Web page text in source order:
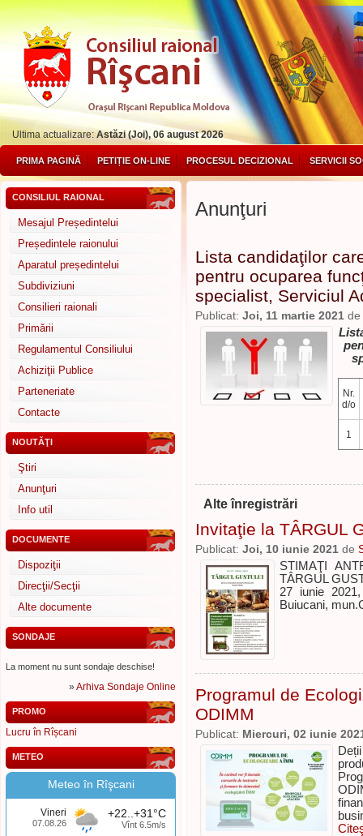
Ultima actualizare:Astăzi (Joi), 06 august 2026
PRIMA PAGINĂ PETIȚIE ON-LINE PROCESUL DECIZIONAL SERVICII
CONSILIUL RAIONAL
Mesajul Președintelui
Președintele raionului
Aparatul președintelui
Subdiviziuni
Consilieri raionali
Primării
Regulamentul Consiliului
Achiziţii Publice
Parteneriate
Contacte
NOUTĂŢI
Ştiri
Anunţuri
Info util
DOCUMENTE
Dispoziţii
Direcţii/Secţii
Alte documente
SONDAJE
La moment nu sunt sondaje deschise!
»Arhiva Sondaje Online
PROMO
Lucru în Rîșcani
METEO
Meteo în Rîşcani
Vineri
07.08.26
+22..+31°C
Vînt 6.5m/s
Anunţuri
Lista candidaţilor
pentru ocuparea
specialist, Serviciul
Publicat: Joi, 11 martie 2021 de
Nr.
d/o
1
Alte înregistrări
Invitaţie la TÂRGUL
Publicat: Joi, 10 iunie 2021 de
STIMAŢI
TÂRGUL
27 iunie
Buiucani,
Programul de
ODIMM
Publicat: Miercuri, 02 iunie